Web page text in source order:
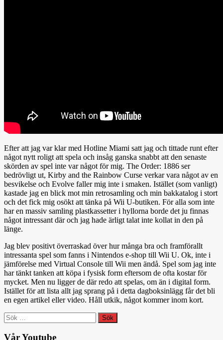
Efter att jag var klar med Hotline Miami satt jag och tittade runt efter
något nytt roligt att spela och insåg ganska snabbt att den senaste
skörden av spel inte var något för mig. The Order: 1886 ser
bedrövligt ut, Kirby and the Rainbow Curse verkar vara något av en
besvikelse och Evolve faller mig inte i smaken. Istället (som vanligt)
kastade jag en blick mot min retrosamling och min bakkatalog i stort
och det fick mig osökt att tänka på Wii U-butiken. För alla som inte
har en massiv samling plastkassetter i hyllorna borde det ju finnas
något intressant där och jag hade ärligt talat inte kollat in den på
länge.
Jag blev positivt överraskad över hur många bra och framförallt
intressanta spel som fanns i Nintendos e-shop till Wii U. Ok, inte i
jämförelse med Virtual Console till Wii men ändå. Spel som jag inte
har tänkt tanken att köpa i fysisk form eftersom de ofta kostar för
mycket. Men nu ligger de där redo att spelas, om än i digital form.
Istället för att lista allt jag sprang på i detta dagboksinlägg får det bli
en egen artikel eller video. Håll utkik, något kommer inom kort.
Sök
efter:
Vår Youtube